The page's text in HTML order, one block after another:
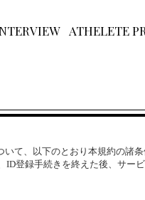
ATHELETE
て、以下のとおり本規約の諸
登録手続きを終えた後、サー